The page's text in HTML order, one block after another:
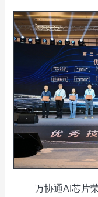
万协通AI芯片荣